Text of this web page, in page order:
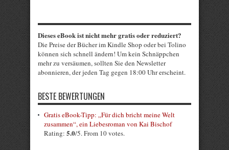
Dieses eBook ist nicht mehr gratis oder reduziert?
Die Preise der Bücher im Kindle Shop oder bei Tolino
können sich schnell ändern! Um kein Schnäppchen
mehr zu versäumen, sollten Sie den Newsletter
abonnieren, der jeden Tag gegen 18:00 Uhr erscheint.
BESTE BEWERTUNGEN
Gratis eBook-Tipp: „Für dich bricht meine Welt
zusammen“, ein Liebesroman von Kai Bischof
Rating: 5.0/5. From 10 votes.